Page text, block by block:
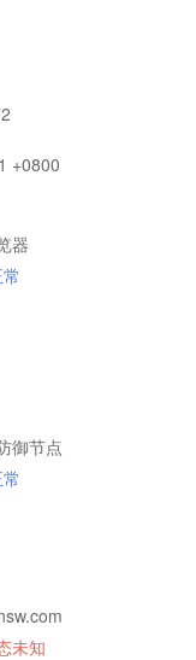
+0800
器
御节点
未知